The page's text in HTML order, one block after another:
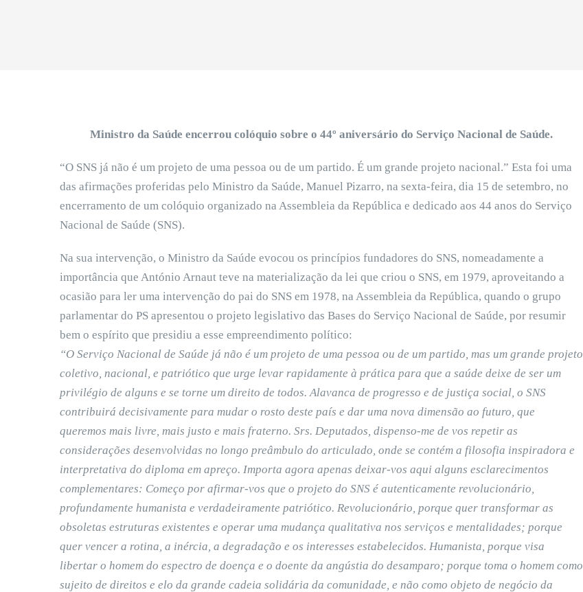
Ministro da Saúde encerrou colóquio sobre o 44º aniversário do Serviço Nacional de Saúde.
“O SNS já não é um projeto de uma pessoa ou de um partido. É um grande projeto nacional.” Esta foi uma
das afirmações proferidas pelo Ministro da Saúde, Manuel Pizarro, na sexta-feira, dia 15 de setembro, no
encerramento de um colóquio organizado na Assembleia da República e dedicado aos 44 anos do Serviço
Nacional de Saúde (SNS).
Na sua intervenção, o Ministro da Saúde evocou os princípios fundadores do SNS, nomeadamente a
importância que António Arnaut teve na materialização da lei que criou o SNS, em 1979, aproveitando a
ocasião para ler uma intervenção do pai do SNS em 1978, na Assembleia da República, quando o grupo
parlamentar do PS apresentou o projeto legislativo das Bases do Serviço Nacional de Saúde, por resumir
bem o espírito que presidiu a esse empreendimento político:
“O Serviço Nacional de Saúde já não é um projeto de uma pessoa ou de um partido, mas um grande projeto
coletivo, nacional, e patriótico que urge levar rapidamente à prática para que a saúde deixe de ser um
privilégio de alguns e se torne um direito de todos. Alavanca de progresso e de justiça social, o SNS
contribuirá decisivamente para mudar o rosto deste país e dar uma nova dimensão ao futuro, que
queremos mais livre, mais justo e mais fraterno. Srs. Deputados, dispenso-me de vos repetir as
considerações desenvolvidas no longo preâmbulo do articulado, onde se contém a filosofia inspiradora e
interpretativa do diploma em apreço. Importa agora apenas deixar-vos aqui alguns esclarecimentos
complementares: Começo por afirmar-vos que o projeto do SNS é autenticamente revolucionário,
profundamente humanista e verdadeiramente patriótico. Revolucionário, porque quer transformar as
obsoletas estruturas existentes e operar uma mudança qualitativa nos serviços e mentalidades; porque
quer vencer a rotina, a inércia, a degradação e os interesses estabelecidos. Humanista, porque visa
libertar o homem do espectro de doença e o doente da angústia do desamparo; porque toma o homem como
sujeito de direitos e elo da grande cadeia solidária da comunidade, e não como objeto de negócio da